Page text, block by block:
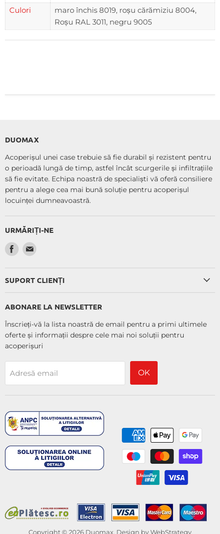
Culori
maro închis 8019, roșu cărămiziu 8004,
Roșu RAL 3011, negru 9005
DUOMAX
Acoperișul unei case trebuie să fie durabil și rezistent pentru
o perioadă lungă de timp, astfel încât scurgerile și infiltrațiile
să fie evitate. Echipa noastră de specialiști vă oferă consiliere
pentru a alege cea mai bună soluție pentru acoperișul
locuinței dumneavoastră.
URMĂRIȚI-NE
Ne
găsiți
pe
Facebook
Ne
pe
E-
SUPORT CLIENȚI
ABONARE LA NEWSLETTER
Înscrieți-vă la lista noastră de email pentru a primi ultimele
oferte și informații despre cele mai noi soluții pentru
acoperișuri
Adresă email OK
Copyright © 2026 Duomax. Design byWebStrategy